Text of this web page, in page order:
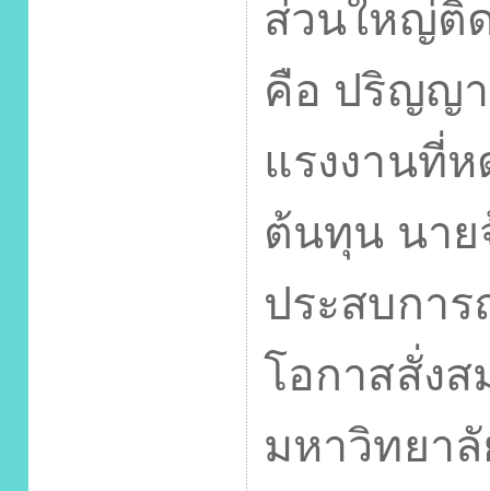
ส่วนใหญ่ติ
คือ ปริญญ
แรงงานที่
ต้นทุน นาย
ประสบกา
โอกาสสั่ง
มหาวิทยา